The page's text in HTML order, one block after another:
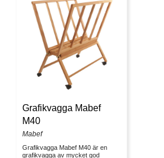
Grafikvagga Mabef
M40
Mabef
Grafikvagga Mabef M40 är en
grafikvagga av mycket god